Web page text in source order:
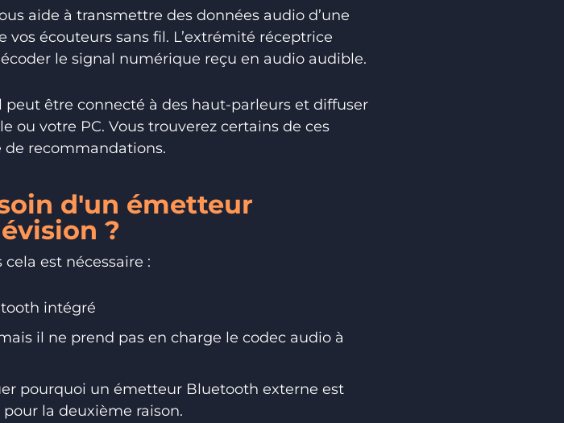
aide à transmettre des données audio d’une
écouteurs sans fil. L’extrémité réceptrice
le signal numérique reçu en audio audible.
être connecté à des haut-parleurs et diffuser
ou votre PC. Vous trouverez certains de ces
recommandations.
d'un émetteur
?
est nécessaire :
intégré
il ne prend pas en charge le codec audio à
pourquoi un émetteur Bluetooth externe est
la deuxième raison.